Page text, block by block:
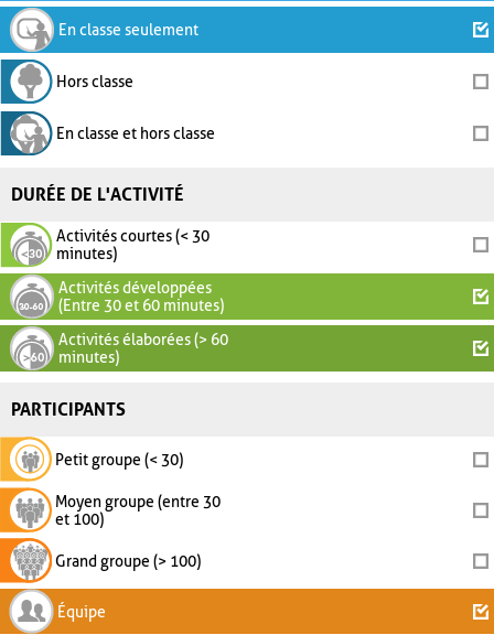
En classe seulement
Hors classe
En classe et hors classe
DURÉE DE L'ACTIVITÉ
Activités courtes (< 30
minutes)
Activités développées
(Entre 30 et 60 minutes)
Activités élaborées (> 60
minutes)
PARTICIPANTS
Petit groupe (< 30)
Moyen groupe (entre 30
et 100)
Grand groupe (> 100)
Équipe